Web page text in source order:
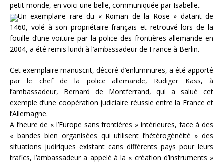
petit monde, en voici une belle, communiquée par Isabelle..
Un exemplaire rare du « Roman de la Rose » datant de
1460, volé à son propriétaire français et retrouvé lors de la
fouille d’une voiture par la police des frontières allemande en
2004, a été remis lundi à l’ambassadeur de France à Berlin.
Cet exemplaire manuscrit, décoré d’enluminures, a été apporté
par le chef de la police allemande, Rüdiger Kass, à
l’ambassadeur, Bernard de Montferrand, qui a salué cet
exemple d’une coopération judiciaire réussie entre la France et
l’Allemagne.
A l’heure de « l’Europe sans frontières » intérieures, face à des
« bandes bien organisées qui utilisent l’hétérogénéité » des
situations judiriques existant dans différents pays pour leurs
trafics, l’ambassadeur a appelé à la « création d’instruments »